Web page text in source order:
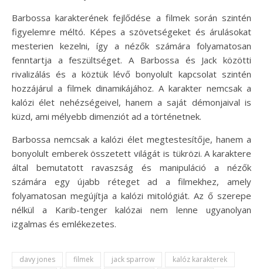
Barbossa karakterének fejlődése a filmek során szintén
figyelemre méltó. Képes a szövetségeket és árulásokat
mesterien kezelni, így a nézők számára folyamatosan
fenntartja a feszültséget. A Barbossa és Jack közötti
rivalizálás és a köztük lévő bonyolult kapcsolat szintén
hozzájárul a filmek dinamikájához. A karakter nemcsak a
kalózi élet nehézségeivel, hanem a saját démonjaival is
küzd, ami mélyebb dimenziót ad a történetnek.
Barbossa nemcsak a kalózi élet megtestesítője, hanem a
bonyolult emberek összetett világát is tükrözi. A karaktere
által bemutatott ravaszság és manipuláció a nézők
számára egy újabb réteget ad a filmekhez, amely
folyamatosan megújítja a kalózi mitológiát. Az ő szerepe
nélkül a Karib-tenger kalózai nem lenne ugyanolyan
izgalmas és emlékezetes.
davy jones filmek jack sparrow
kalóz karakterek